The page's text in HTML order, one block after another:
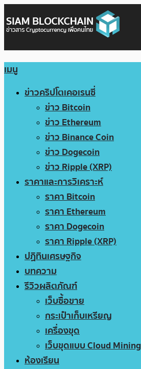
เมนู
ข่าวคริปโตเคอเรนซี่
ข่าว Bitcoin
ข่าว Ethereum
ข่าว Binance Coin
ข่าว Dogecoin
ข่าว Ripple (XRP)
ราคาและการวิเคราะห์
ราคา Bitcoin
ราคา Ethereum
ราคา Dogecoin
ราคา Ripple (XRP)
ปฏิทินเศรษฐกิจ
บทความ
รีวิวผลิตภัณฑ์
เว็บซื้อขาย
กระเป๋าเก็บเหรียญ
เครื่องขุด
เว็บขุดแบบ Cloud Mining
ห้องเรียน